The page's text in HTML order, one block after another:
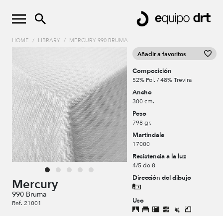
HOME / LIBRARY / MERCURY 990 BRUMA
Mercury
990 Bruma
Ref. 21001
Añadir a favoritos
Composición
52% Pol. / 48% Trevira
Ancho
300 cm.
Peso
798 gr.
Martindale
17000
Resistencia a la luz
4/5 de 8
Dirección del dibujo
Uso